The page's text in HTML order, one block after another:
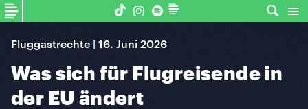
Fluggastrechte | 16. Juni 2026
Was sich für Flugreisende in
der EU ändert